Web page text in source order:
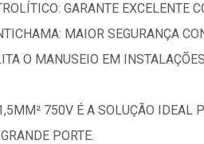
GARANTE EXCELENTE
MAIOR SEGURANÇA
O MANUSEIO EM
750V É A SOLUÇÃO IDEAL
PORTE.